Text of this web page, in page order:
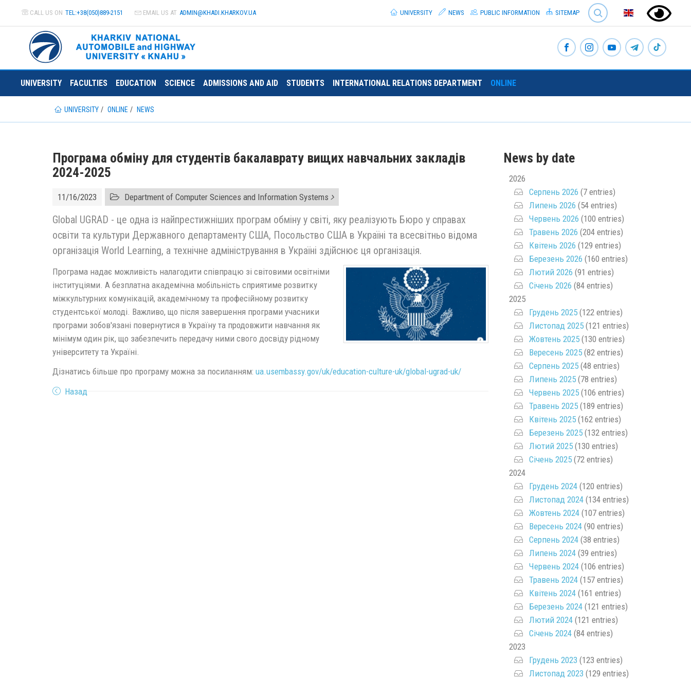
CALL US ON TEL:+38(050)889-2151 EMAIL US AT ADMIN@KHADI.KHARKOV.UA
SEARCH
UNIVERSITY
NEWS PUBLIC INFORMATION SITEMAP
UNIVERSITY FACULTIES EDUCATION SCIENCE ADMISSIONS AND AID STUDENTS INTERNATIONAL RELATIONS DEPARTMENT ONLINE
UNIVERSITY ONLINE NEWS
Програма обміну для студентів бакалаврату вищих навчальних закладів
2024-2025
11/16/2023 Department of Computer Sciences and Information Systems
Global UGRAD - це одна із найпрестижніших програм обміну у світі, яку реалізують Бюро у справах
освіти та культури Державного департаменту США, Посольство США в Україні та всесвітньо відома
організація World Learning, а технічне адміністрування в Україні здійснює ця організація.
Програма надає можливість налагодити співпрацю зі світовими освітніми
інституціями. А безплатна академічна мобільність сприятиме розвитку
міжкультурних комунікацій, академічному та професійному розвитку
студентської молоді. Важливо, що після завершення програми учасники
програми зобов'язані повернутися в Україну та продовжити навчання як
мінімум один рік, що забезпечить передачу ними свого досвіду рідному
університету та Україні.
Дізнатись більше про програму можна за посиланням: ua.usembassy.gov/uk/education-culture-uk/global-ugrad-uk/
Назад
News by date
2026
Серпень 2026 (7 entries)
Липень 2026 (54 entries)
Червень 2026 (100 entries)
Травень 2026 (204 entries)
Квітень 2026 (129 entries)
Березень 2026 (160 entries)
Лютий 2026 (91 entries)
Січень 2026 (84 entries)
2025
Грудень 2025(122 entries)
Листопад 2025(121 entries)
Жовтень 2025(130 entries)
Вересень 2025(82 entries)
Серпень 2025(48 entries)
Липень 2025(78 entries)
Червень 2025(106 entries)
Травень 2025(189 entries)
Квітень 2025(162 entries)
Березень 2025(132 entries)
Лютий 2025(130 entries)
Січень 2025(72 entries)
2024
Грудень 2024(120 entries)
Листопад 2024(134 entries)
Жовтень 2024(107 entries)
Вересень 2024(90 entries)
Серпень 2024(38 entries)
Липень 2024(39 entries)
Червень 2024(106 entries)
Травень 2024(157 entries)
Квітень 2024(161 entries)
Березень 2024(121 entries)
Лютий 2024(121 entries)
Січень 2024(84 entries)
2023
Грудень 2023 (123 entries)
Листопад 2023 (129 entries)